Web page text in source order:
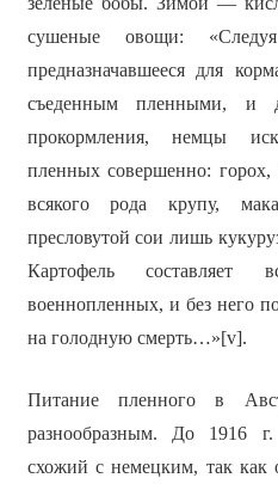
сушеные овощи:
предназначавшееся для
съеденным пленными, и
прокормления, немцы
пленных совершенно:
всякого рода крупу,
пресловутой сои лишь
Картофель составляет
военнопленных, и без него
на голодную смерть…»[v].
Питание пленного в
разнообразным. До 1916
схожий с немецким, так как